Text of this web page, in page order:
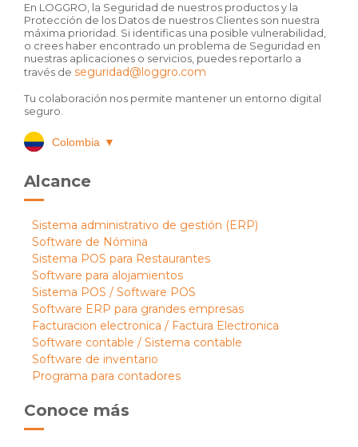
En LOGGRO, la Seguridad de nuestros productos y la
Protección de los Datos de nuestros Clientes son nuestra
máxima prioridad. Si identificas una posible vulnerabilidad,
o crees haber encontrado un problema de Seguridad en
nuestras aplicaciones o servicios, puedes reportarlo a
través de seguridad@loggro.com
Tu colaboración nos permite mantener un entorno digital
seguro.
Colombia ▼
Alcance
Sistema administrativo de gestión (ERP)
Software de Nómina
Sistema POS para Restaurantes
Software para alojamientos
Sistema POS / Software POS
Software ERP para grandes empresas
Facturacion electronica / Factura Electronica
Software contable / Sistema contable
Software de inventario
Programa para contadores
Conoce más